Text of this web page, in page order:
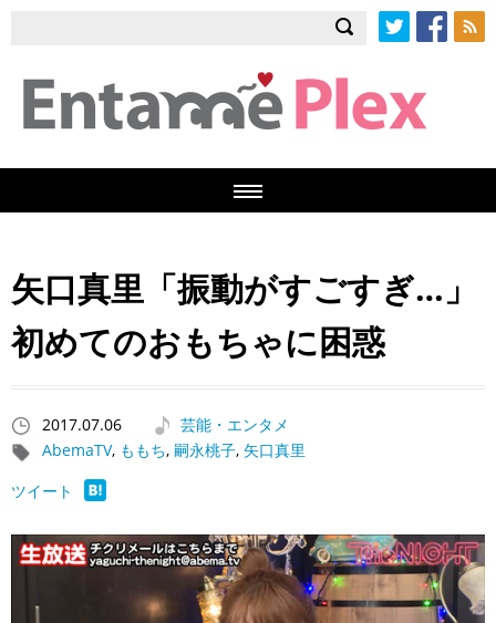
矢口真里「振動がすごすぎ…」
初めてのおもちゃに困惑
2017.07.06
芸能・エンタメ
AbemaTV, ももち, 嗣永桃子, 矢口真里
ツイート